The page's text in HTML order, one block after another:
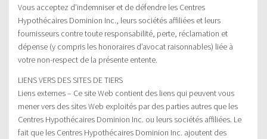
Vous acceptez d’indemniser et de défendre les Centres
Hypothécaires Dominion Inc., leurs sociétés affiliées et leurs
fournisseurs contre toute responsabilité, perte, réclamation et
dépense (y compris les honoraires d’avocat raisonnables) liée à
votre non-respect de la présente entente.
LIENS VERS DES SITES DE TIERS
Liens externes – Ce site Web contient des liens qui peuvent vous
mener vers des sites Web exploités par des parties autres que les
Centres Hypothécaires Dominion Inc. ou leurs sociétés affiliées. Le
fait que les Centres Hypothécaires Dominion Inc. ajoutent des